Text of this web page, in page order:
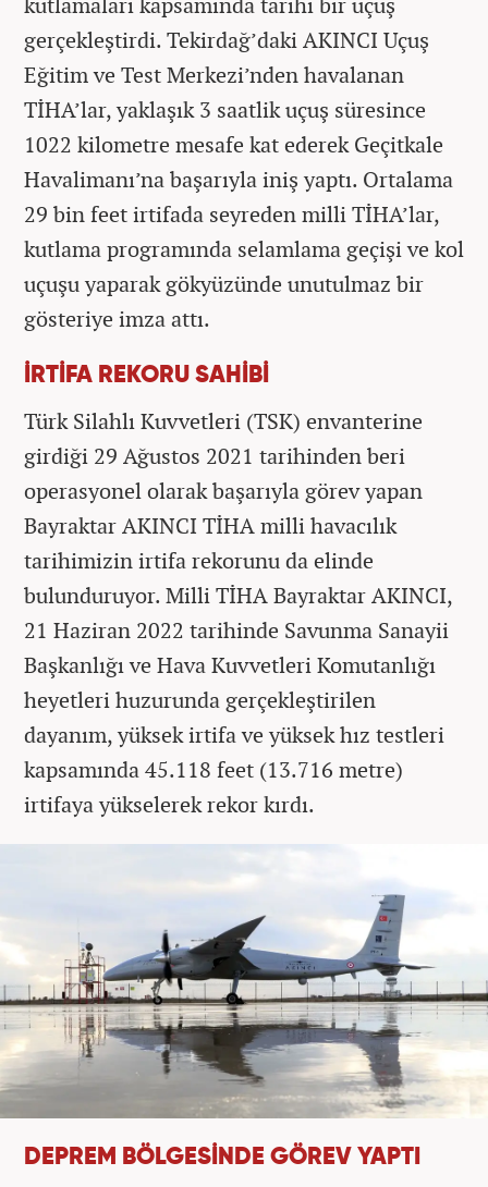
gerçekleştirdi. Tekirdağ’daki AKINCI Uçuş
Eğitim ve Test Merkezi’nden havalanan
TİHA’lar, yaklaşık 3 saatlik uçuş süresince
1022 kilometre mesafe kat ederek Geçitkale
Havalimanı’na başarıyla iniş yaptı. Ortalama
29 bin feet irtifada seyreden milli TİHA’lar,
kutlama programında selamlama geçişi ve kol
uçuşu yaparak gökyüzünde unutulmaz bir
gösteriye imza attı.
İRTİFA REKORU SAHİBİ
Türk Silahlı Kuvvetleri (TSK) envanterine
girdiği 29 Ağustos 2021 tarihinden beri
operasyonel olarak başarıyla görev yapan
Bayraktar AKINCI TİHA milli havacılık
tarihimizin irtifa rekorunu da elinde
bulunduruyor. Milli TİHA Bayraktar AKINCI,
21 Haziran 2022 tarihinde Savunma Sanayii
Başkanlığı ve Hava Kuvvetleri Komutanlığı
heyetleri huzurunda gerçekleştirilen
dayanım, yüksek irtifa ve yüksek hız testleri
kapsamında 45.118 feet (13.716 metre)
irtifaya yükselerek rekor kırdı.
DEPREM BÖLGESİNDE GÖREV YAPTI